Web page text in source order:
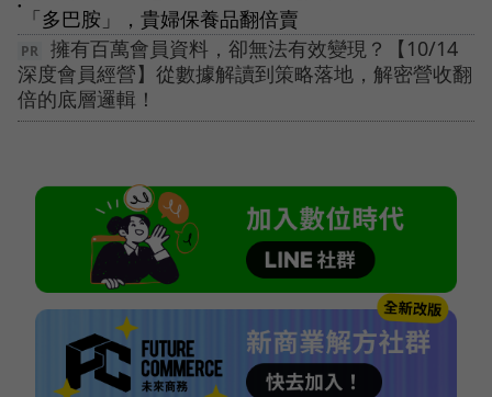
●
「多巴胺」，貴婦保養品翻倍賣
擁有百萬會員資料，卻無法有效變現？【10/14
深度會員經營】從數據解讀到策略落地，解密營收翻
倍的底層邏輯！